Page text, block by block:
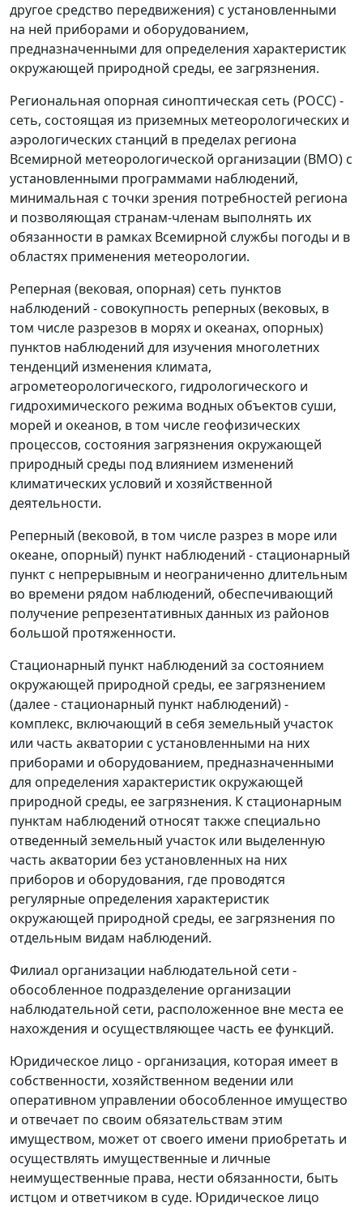
другое средство передвижения) с установленными
на ней приборами и оборудованием,
предназначенными для определения характеристик
окружающей природной среды, ее загрязнения.
Региональная опорная синоптическая сеть (РОСС)-
сеть, состоящая из приземных метеорологических и
аэрологических станций в пределах региона
Всемирной метеорологической организации (ВМО) с
установленными программами наблюдений,
минимальная с точки зрения потребностей региона
и позволяющая странам-членам выполнять их
обязанности в рамках Всемирной службы погоды и в
областях применения метеорологии.
Реперная (вековая, опорная) сеть пунктов
наблюдений - совокупность реперных (вековых, в
том числе разрезов в морях и океанах, опорных)
пунктов наблюдений для изучения многолетних
тенденций изменения климата,
агрометеорологического, гидрологического и
гидрохимического режима водных объектов суши,
морей и океанов, в том числе геофизических
процессов, состояния загрязнения окружающей
природный среды под влиянием изменений
климатических условий и хозяйственной
деятельности.
Реперный (вековой, в том числе разрез в море или
океане, опорный) пункт наблюдений - стационарный
пункт с непрерывным и неограниченно длительным
во времени рядом наблюдений, обеспечивающий
получение репрезентативных данных из районов
большой протяженности.
Стационарный пункт наблюдений за состоянием
окружающей природной среды, ее загрязнением
(далее - стационарный пункт наблюдений)-
комплекс, включающий в себя земельный участок
или часть акватории с установленными на них
приборами и оборудованием, предназначенными
для определения характеристик окружающей
природной среды, ее загрязнения. К стационарным
пунктам наблюдений относят также специально
отведенный земельный участок или выделенную
часть акватории без установленных на них
приборов и оборудования, где проводятся
регулярные определения характеристик
окружающей природной среды, ее загрязнения по
отдельным видам наблюдений.
Филиал организации наблюдательной сети -
обособленное подразделение организации
наблюдательной сети, расположенное вне места ее
нахождения и осуществляющее часть ее функций.
Юридическое лицо - организация, которая имеет в
собственности, хозяйственном ведении или
оперативном управлении обособленное имущество
и отвечает по своим обязательствам этим
имуществом, может от своего имени приобретать и
осуществлять имущественные и личные
неимущественные права, нести обязанности, быть
истцом и ответчиком в суде. Юридическое лицо